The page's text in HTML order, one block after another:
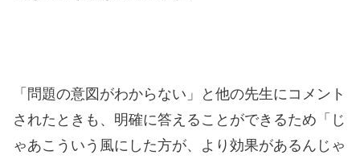
「問題の意図がわからない」と他の先生にコメント
されたときも、明確に答えることができるため「じ
ゃあこういう風にした方が、より効果があるんじゃ